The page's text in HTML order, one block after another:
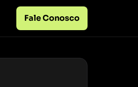
Fale Conosco